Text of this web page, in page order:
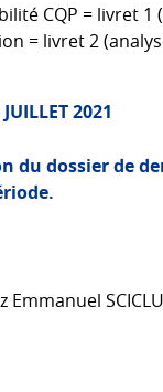
CQP = livret 1
= livret 2
2021
dossier de